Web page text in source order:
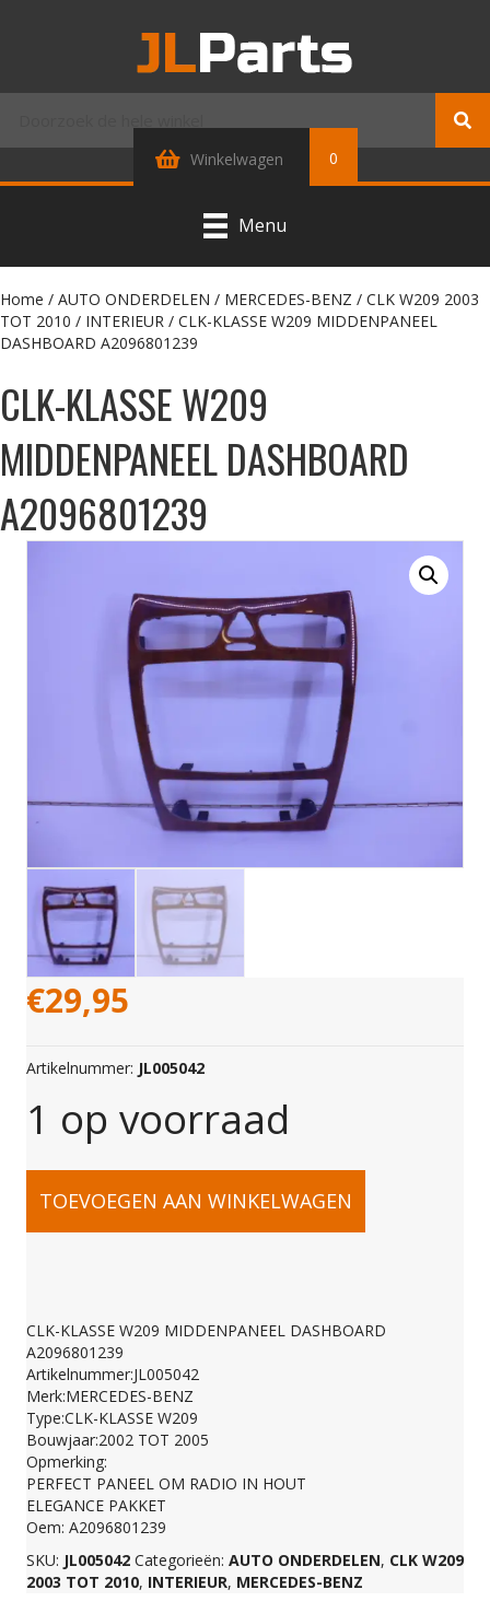
Winkelwagen 0
Menu
Home / AUTO ONDERDELEN / MERCEDES-BENZ / CLK W209 2003
TOT 2010 / INTERIEUR / CLK-KLASSE W209 MIDDENPANEEL
DASHBOARD A2096801239
CLK-KLASSE W209
MIDDENPANEEL DASHBOARD
A2096801239
€29,95
Artikelnummer: JL005042
1 op voorraad
CLK-
W209
MIDDENPANEEL
DASHBOARD
A2096801239
aantal
TOEVOEGEN AAN WINKELWAGEN
CLK-KLASSE W209 MIDDENPANEEL DASHBOARD
A2096801239
Artikelnummer:JL005042
Merk:MERCEDES-BENZ
Type:CLK-KLASSE W209
Bouwjaar:2002 TOT 2005
Opmerking:
PERFECT PANEEL OM RADIO IN HOUT
ELEGANCE PAKKET
Oem: A2096801239
SKU: JL005042 Categorieën: AUTO ONDERDELEN, CLK W209
2003 TOT 2010, INTERIEUR, MERCEDES-BENZ